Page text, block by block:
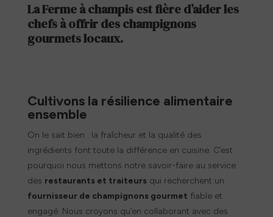
La Ferme à champis est fière d’aider les
chefs à offrir des champignons
gourmets locaux.
Cultivons la résilience alimentaire
ensemble
On le sait bien : la fraîcheur et la qualité des
ingrédients font toute la différence en cuisine. C’est
pourquoi nous mettons notre savoir-faire au service
des restaurants et traiteursqui recherchent un
fournisseur de champignons gourmet fiable et
engagé. Nous croyons qu’en collaborant avec des